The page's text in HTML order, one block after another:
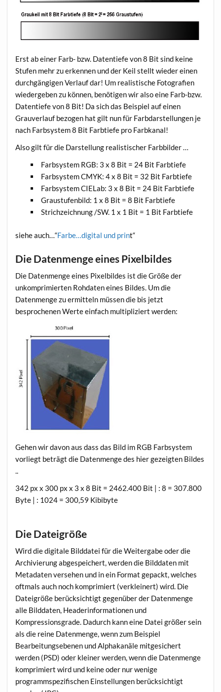
Erst ab einer Farb- bzw. Datentiefe von 8 Bit sind keine
Stufen mehr zu erkennen und der Keil stellt wieder einen
durchgängigen Verlauf dar! Um realistische Fotografien
wiedergeben zu können, benötigen wir also eine Farb-bzw.
Datentiefe von 8 Bit! Da sich das Beispiel auf einen
Grauverlauf bezogen hat gilt nun für Farbdarstellungen je
nach Farbsystem 8 Bit Farbtiefe pro Farbkanal!
Also gilt für die Darstellung realistischer Farbbilder …
Farbsystem RGB: 3 x 8 Bit = 24 Bit Farbtiefe
Farbsystem CMYK: 4 x 8 Bit = 32 Bit Farbtiefe
Farbsystem CIELab: 3 x 8 Bit = 24 Bit Farbtiefe
Graustufenbild: 1 x 8 Bit = 8 Bit Farbtiefe
Strichzeichnung /SW. 1 x 1 Bit = 1 Bit Farbtiefe
siehe auch…“Farbe…digital und print“
Die Datenmenge eines Pixelbildes
Die Datenmenge eines Pixelbildes ist die Größe der
unkomprimierten Rohdaten eines Bildes. Um die
Datenmenge zu ermitteln müssen die bis jetzt
besprochenen Werte einfach multipliziert werden:
Gehen wir davon aus dass das Bild im RGB Farbsystem
vorliegt beträgt die Datenmenge des hier gezeigten Bildes
..
342 px x 300 px x 3 x 8 Bit = 2462.400 Bit | : 8 = 307.800
Byte | : 1024 = 300,59 Kibibyte
Die Dateigröße
Wird die digitale Bilddatei für die Weitergabe oder die
Archivierung abgespeichert, werden die Bilddaten mit
Metadaten versehen und in ein Format gepackt, welches
oftmals auch noch komprimiert (verkleinert) wird. Die
Dateigröße berücksichtigt gegenüber der Datenmenge
alle Bilddaten, Headerinformationen und
Kompressionsgrade. Dadurch kann eine Datei größer sein
als die reine Datenmenge, wenn zum Beispiel
Bearbeitungsebenen und Alphakanäle mitgesichert
werden (PSD) oder kleiner werden, wenn die Datenmenge
komprimiert wird und keine oder nur wenige
programmspezifischen Einstellungen berücksichtigt